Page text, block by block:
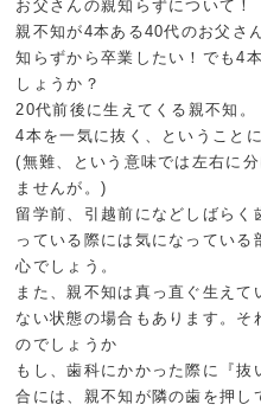
お父さんの親知らずについて！
親不知が4本ある40代のお父さ
知らずから卒業したい！でも4
しょうか？
20代前後に生えてくる親不知。
4本を一気に抜く、ということ
(無難、という意味では左右に
ませんが。)
留学前、引越前になどしばら
っている際には気になってい
心でしょう。
また、親不知は真っ直ぐ生え
ない状態の場合もあります。
のでしょうか
もし、歯科にかかった際に『
合には、親不知が隣の歯を押